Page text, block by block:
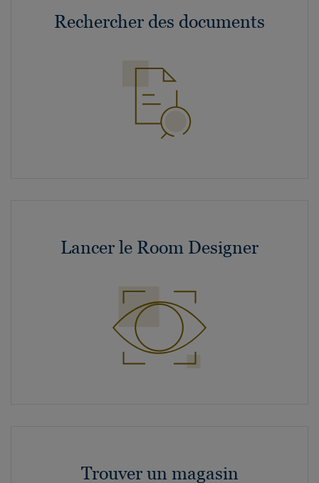
Rechercher des documents
Lancer le Room Designer
Trouver un magasin